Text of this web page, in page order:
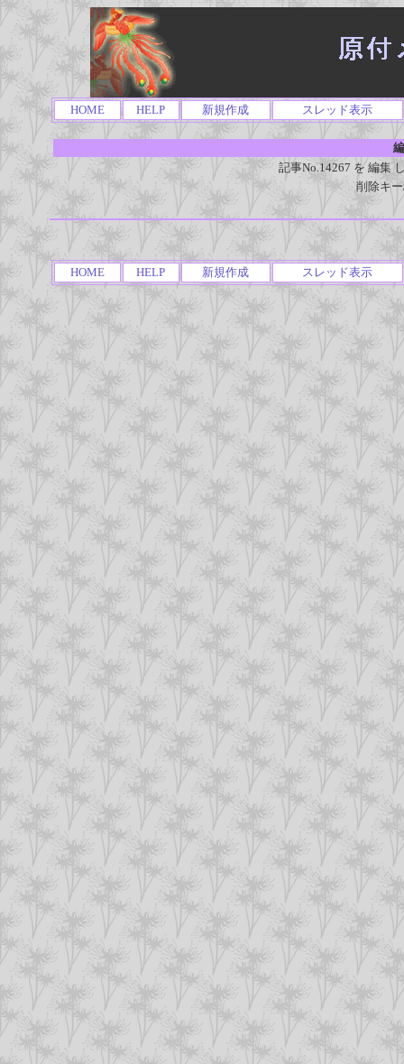
HOME HELP 新規作成 スレッド表示
記事No.14267 を 編集
削除キ
HOME HELP 新規作成 スレッド表示